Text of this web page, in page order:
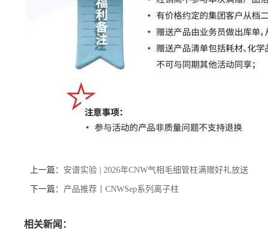
上一篇： 安谱实验 | 2026年CNW气相毛细管柱满赠好礼放送
下一篇： 产品推荐丨CNWSep系列离子柱
相关新闻：